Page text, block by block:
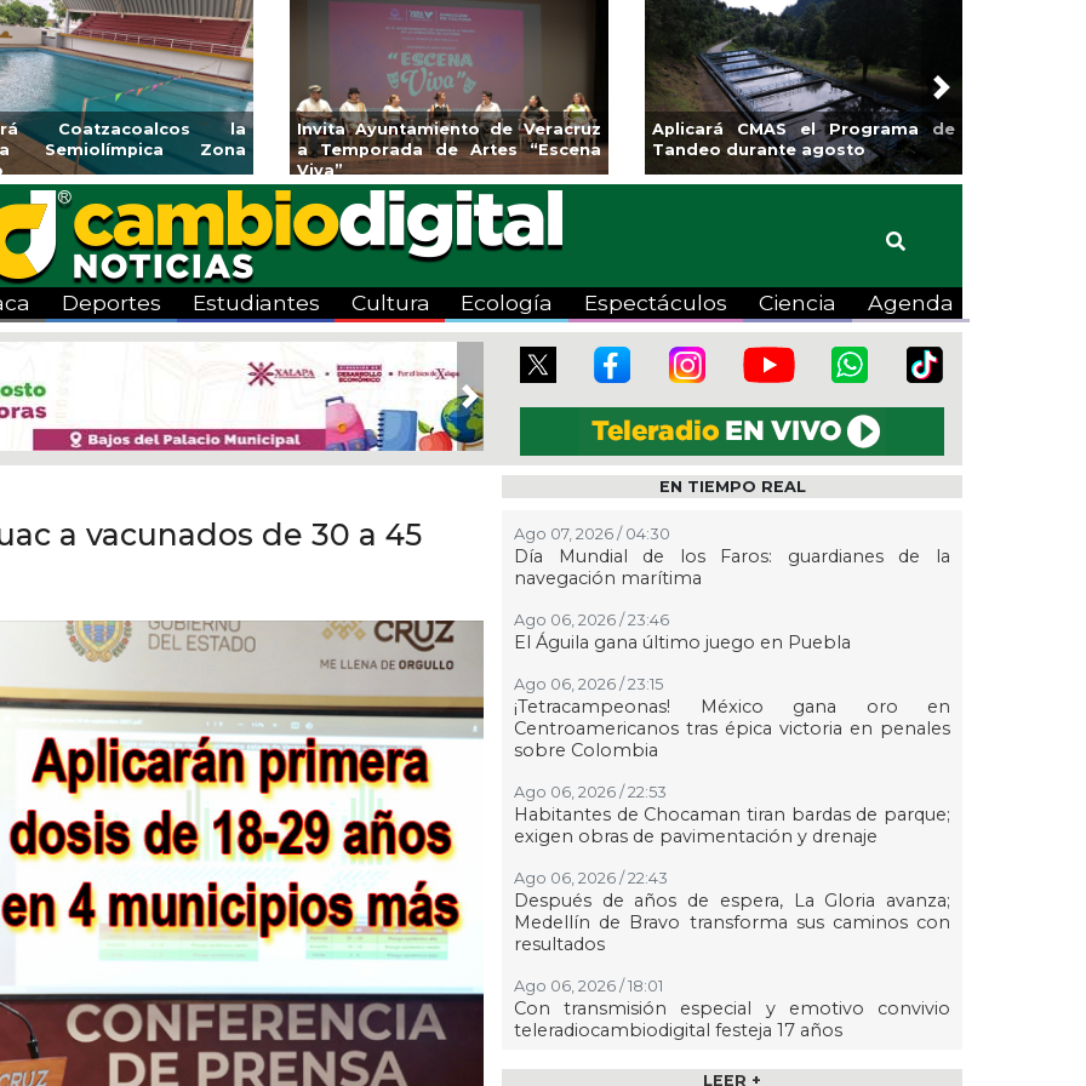
de Xalapa
en Mercadito
Coatzacoalcos impulsa la
halterofilia con la Copa Coyote
2026
Continúa Coatza Vive el Verano
2026 con cine, actividades
lúdicas y expo
Next
Deportes Estudiantes Cultura Ecología Espectáculos Ciencia Agenda
Next
a vacunados de 30 a 45
EN TIEMPO REAL
Ago 07, 2026 / 04:30
Día Mundial de los Faros: guardianes de la
navegación marítima
Ago 06, 2026 / 23:46
El Águila gana último juego en Puebla
Ago 06, 2026 / 23:15
¡Tetracampeonas! México gana oro en
Centroamericanos tras épica victoria en penales
sobre Colombia
Ago 06, 2026 / 22:53
Habitantes de Chocaman tiran bardas de parque;
exigen obras de pavimentación y drenaje
Ago 06, 2026 / 22:43
Después de años de espera, La Gloria avanza;
Medellín de Bravo transforma sus caminos con
resultados
Ago 06, 2026 / 18:01
Con transmisión especial y emotivo convivio
teleradiocambiodigital festeja 17 años
Ago 06, 2026 / 18:00 LEER +